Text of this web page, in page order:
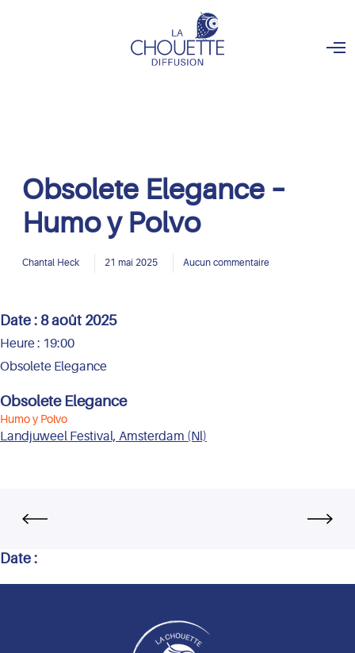
O
Obsolete Elegance –
Humo y Polvo
Chantal Heck 21 mai 2025 Aucun commentaire
Date : 8 août 2025
Heure : 19:00
Obsolete Elegance
Obsolete Elegance
Humo y Polvo
Landjuweel Festival, Amsterdam (Nl)
Date :